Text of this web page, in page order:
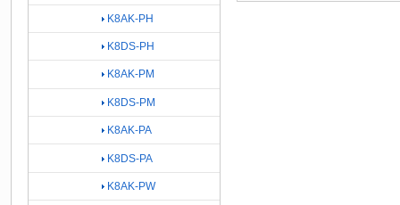
K8AK-PH
K8DS-PH
K8AK-PM
K8DS-PM
K8AK-PA
K8DS-PA
K8AK-PW